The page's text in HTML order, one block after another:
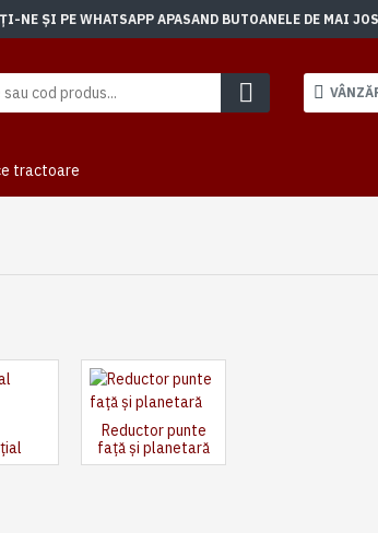
NE ȘI PE WHATSAPP APASAND BUTOANELE DE MAI
tractoare
Reductor punte
față și planetară